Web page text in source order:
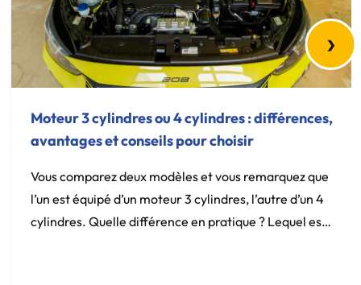
Moteur 3 cylindres ou 4 cylindres : différences,
avantages et conseils pour choisir
Vous comparez deux modèles et vous remarquez que
l’un est équipé d’un moteur 3 cylindres, l’autre d’un 4
cylindres. Quelle différence en pratique ? Lequel est
›